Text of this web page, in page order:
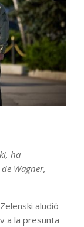
ha
Wagner,
aludió
a la presunta